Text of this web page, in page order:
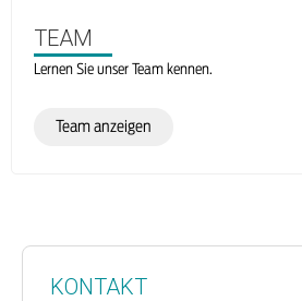
TEAM
Lernen Sie unser Team kennen.
Team anzeigen
KONTAKT